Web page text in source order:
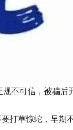
不可信，被骗
打草惊蛇，早期